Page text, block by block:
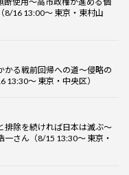
16 13:00～ 東京・東村山
かる戦前回帰への道～侵略の
～ 東京・中央区）
排除を続ければ日本は滅ぶ～
さん（8/15 13:30～ 東京・